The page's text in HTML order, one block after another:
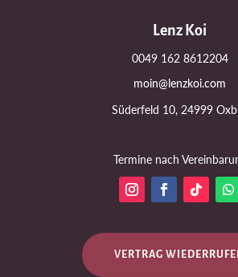
Lenz Koi
0049 162 8612204
moin@lenzkoi.com
Süderfeld 10, 24999
Termine nach
VERTRAG